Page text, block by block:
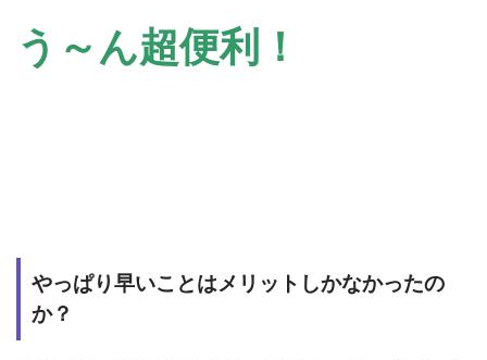
う～ん超便利！
やっぱり早いことはメリットしかなかったの
か？